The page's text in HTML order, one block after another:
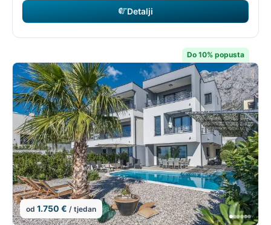
Detalji
Do 10% popusta
od 1.750 € / tjedan